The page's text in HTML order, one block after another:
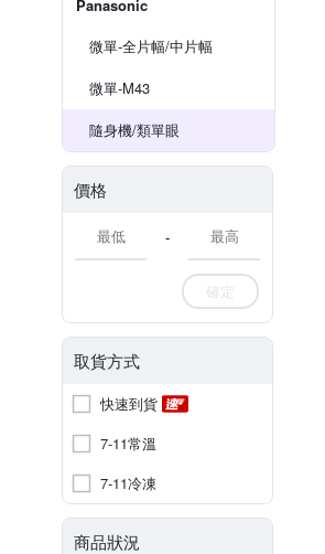
Panasonic
微單-全片幅/中片幅
微單-M43
隨身機/類單眼
價格
-
確定
取貨方式
快速到貨
7-11常溫
7-11冷凍
商品狀況